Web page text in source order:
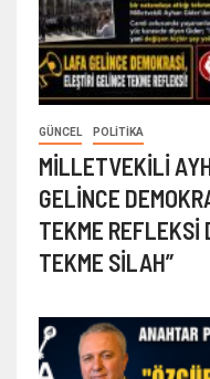
GÜNCEL POLITIKA
MİLLETVEKİLİ
GELİNCE
TEKME
TEKME SİLAH”